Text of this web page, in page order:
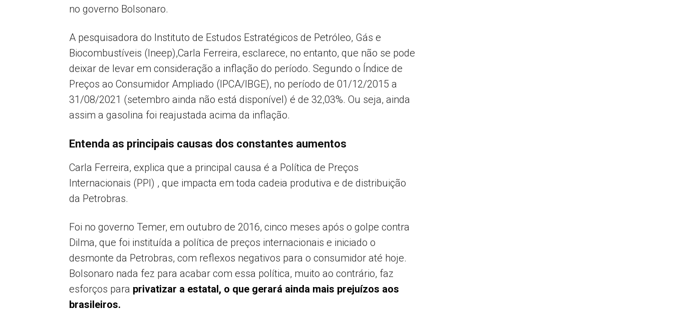
no governo Bolsonaro.
A pesquisadora do Instituto de Estudos Estratégicos de Petróleo, Gás e
Biocombustíveis (Ineep),Carla Ferreira, esclarece, no entanto, que não se pode
deixar de levar em consideração a inflação do período. Segundo o Índice de
Preços ao Consumidor Ampliado (IPCA/IBGE), no período de 01/12/2015 a
31/08/2021 (setembro ainda não está disponível) é de 32,03%. Ou seja, ainda
assim a gasolina foi reajustada acima da inflação.
Entenda as principais causas dos constantes aumentos
Carla Ferreira, explica que a principal causa é a Política de Preços
Internacionais (PPI) , que impacta em toda cadeia produtiva e de distribuição
da Petrobras.
Foi no governo Temer, em outubro de 2016, cinco meses após o golpe contra
Dilma, que foi instituída a política de preços internacionais e iniciado o
desmonte da Petrobras, com reflexos negativos para o consumidor até hoje.
Bolsonaro nada fez para acabar com essa política, muito ao contrário, faz
esforços para privatizar a estatal, o que gerará ainda mais prejuízos aos
brasileiros.